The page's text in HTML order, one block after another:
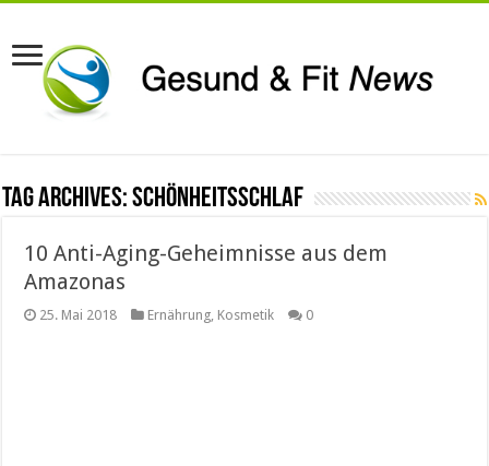
Tag Archives:Schönheitsschlaf
10 Anti-Aging-Geheimnisse aus dem
Amazonas
25. Mai 2018 Ernährung Kosmetik 0